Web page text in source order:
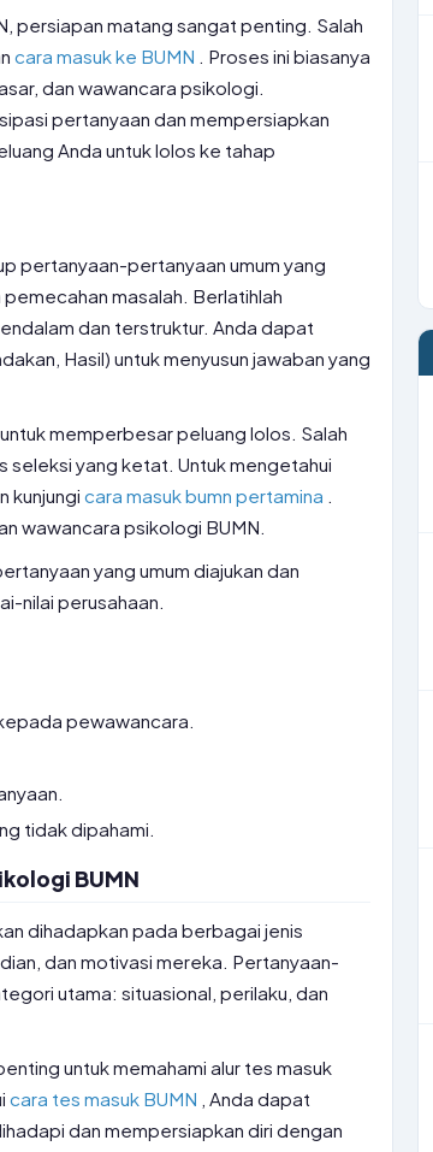
persiapan matang sangat penting. Salah
cara masuk ke BUMN
. Proses ini biasanya
dan wawancara psikologi.
pertanyaan dan mempersiapkan
Anda untuk lolos ke tahap
pertanyaan-pertanyaan umum yang
masalah. Berlatihlah
dan terstruktur. Anda dapat
Hasil) untuk menyusun jawaban yang
memperbesar peluang lolos. Salah
seleksi yang ketat. Untuk mengetahui
kunjungi cara masuk bumn pertamina
wawancara psikologi BUMN.
yang umum diajukan dan
nilai perusahaan.
pewawancara.
tidak dipahami.
BUMN
dihadapkan pada berbagai jenis
dan motivasi mereka. Pertanyaan-
utama: situasional, perilaku, dan
untuk memahami alur tes masuk
cara tes masuk BUMN , Anda dapat
dan mempersiapkan diri dengan